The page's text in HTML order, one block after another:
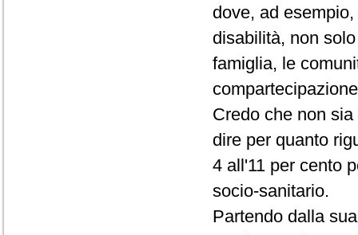
dove, ad
disabilità, non
famiglia, le
Credo che non
dire per quanto
4 all'11 per cento
socio-sanitario.
Partendo dalla